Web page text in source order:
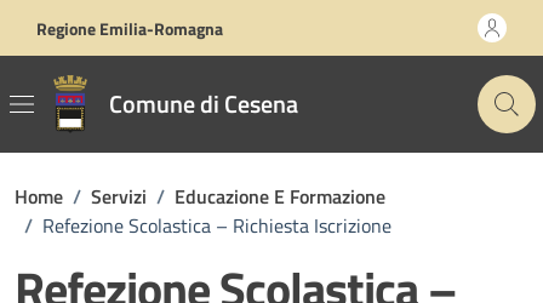
Regione Emilia-Romagna
Comune di Cesena
Home / Servizi / Educazione E Formazione
/ Refezione Scolastica – Richiesta Iscrizione